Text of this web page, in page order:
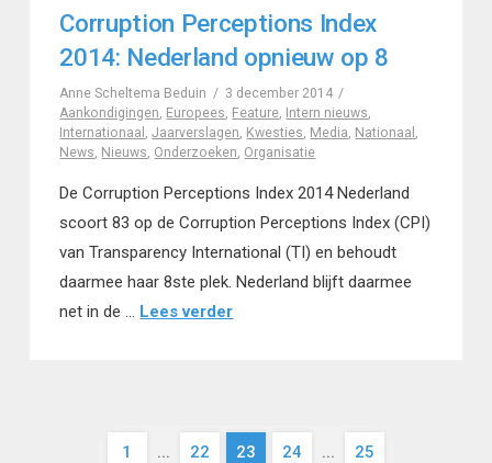
Corruption Perceptions Index
2014: Nederland opnieuw op 8
Anne Scheltema Beduin
3 december 2014
Aankondigingen, Europees, Feature, Intern nieuws,
Internationaal ,Jaarverslagen, Kwesties, Media, Nationaal ,
News, Nieuws, Onderzoeken, Organisatie
De Corruption Perceptions Index 2014 Nederland
scoort 83 op de Corruption Perceptions Index (CPI)
van Transparency International (TI) en behoudt
daarmee haar 8ste plek. Nederland blijft daarmee
net in de … Lees verder
1 ... 22 23 24 ... 25